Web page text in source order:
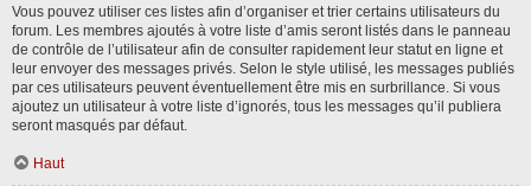
Vous pouvez utiliser ces listes afin d’organiser et trier certains utilisateurs du
forum. Les membres ajoutés à votre liste d’amis seront listés dans le panneau
de contrôle de l’utilisateur afin de consulter rapidement leur statut en ligne et
leur envoyer des messages privés. Selon le style utilisé, les messages publiés
par ces utilisateurs peuvent éventuellement être mis en surbrillance. Si vous
ajoutez un utilisateur à votre liste d’ignorés, tous les messages qu’il publiera
seront masqués par défaut.
Haut